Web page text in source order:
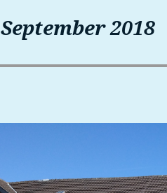
September 2018